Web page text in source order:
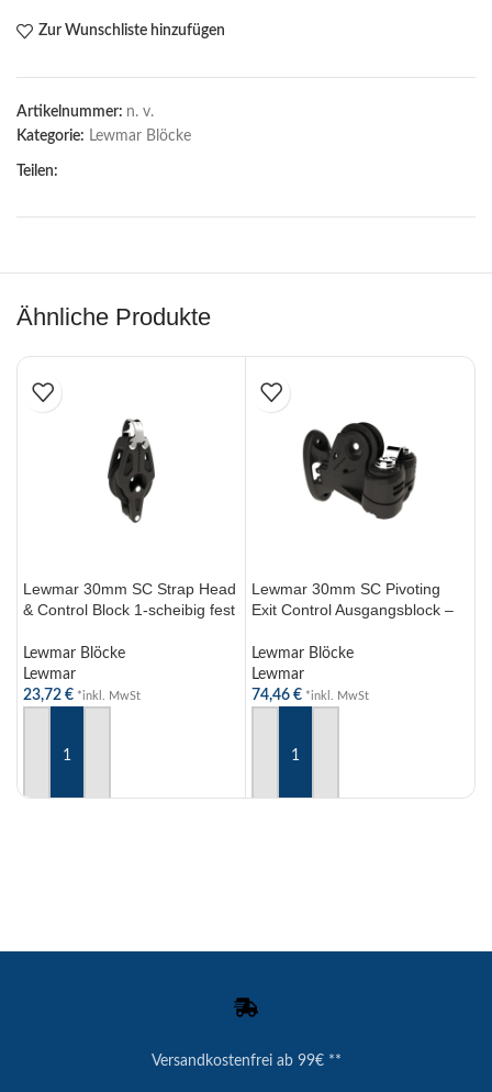
Zur Wunschliste hinzufügen
Artikelnummer: n. v.
Kategorie: Lewmar Blöcke
Teilen:
Ähnliche Produkte
Lewmar 30mm SC Strap Head
& Control Block 1-scheibig fest
Bootszubehörteile
Lewmar Blöcke
Lewmar
23,72 € *inkl. MwSt
Lewmar 30mm SC Pivoting
Exit Control Ausgangsblock –
optimale Leistung
Lewmar Blöcke
Lewmar
74,46 € *inkl. MwSt
Versandkostenfrei ab 99€ **